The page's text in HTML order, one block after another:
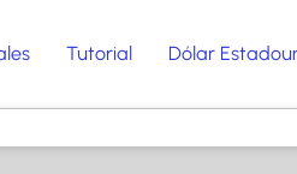
Tutorial Dólar